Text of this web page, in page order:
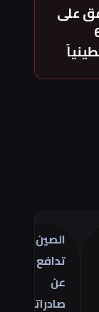
على
60
صادراتها